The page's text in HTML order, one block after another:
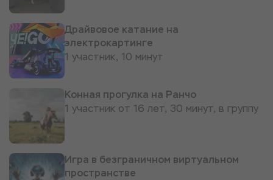
Драйвовое катание на
электрокартинге
1 участник, 10 минут
Конная прогулка на Ранчо
1 участник от 16 лет, 30 минут, в группу
Игра в безграничном виртуальном
пространстве